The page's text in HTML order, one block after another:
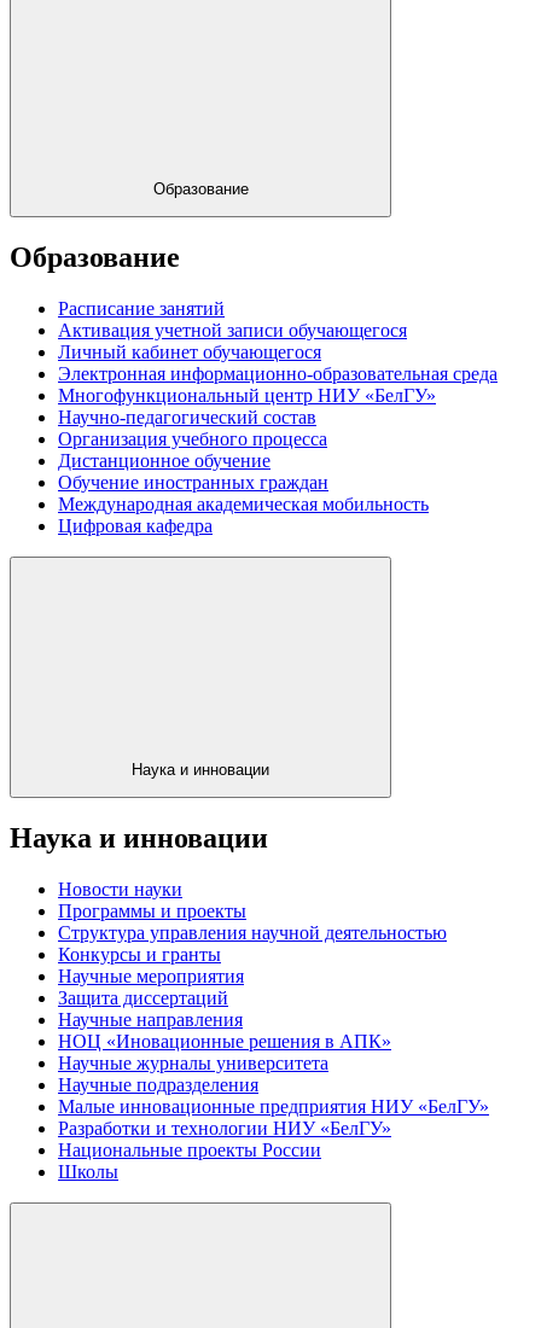
Образование
Образование
Расписание занятий
Активация учетной записи обучающегося
Личный кабинет обучающегося
Электронная информационно-образовательная среда
Многофункциональный центр НИУ «БелГУ»
Научно-педагогический состав
Организация учебного процесса
Дистанционное обучение
Обучение иностранных граждан
Международная академическая мобильность
Цифровая кафедра
Наука и инновации
Наука и инновации
Новости науки
Программы и проекты
Структура управления научной деятельностью
Конкурсы и гранты
Научные мероприятия
Защита диссертаций
Научные направления
НОЦ «Иновационные решения в АПК»
Научные журналы университета
Научные подразделения
Малые инновационные предприятия НИУ «БелГУ»
Разработки и технологии НИУ «БелГУ»
Национальные проекты России
Школы